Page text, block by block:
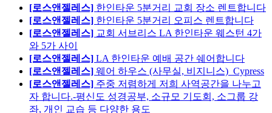
[로스앤젤레스] 한인타운 5분거리 교회 장소 렌트합니다
[로스앤젤레스] 한인타운 5분거리 오피스 렌트합니다
[로스앤젤레스] 교회 서브리스 LA 한인타운 웨스턴 4가
와 5가 사이
[로스앤젤레스] LA 한인타운 예배 공간 쉐어합니다
[로스앤젤레스] 웨어 하우스 (사무실, 비지니스)_Cypress
[로스앤젤레스] 주중 저렴하게 저희 사역공간을 나누고
자 합니다.-평신도 성경공부, 소규모 기도회, 소그룹 강
좌, 개인 교습 등 다양한 용도